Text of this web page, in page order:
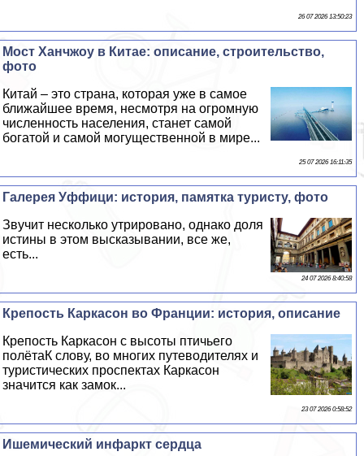
26 07 2026 13:50:23
Мост Ханчжоу в Китае: описание, строительство,
фото
Китай – это страна, которая уже в самое
ближайшее время, несмотря на огромную
численность населения, станет самой
богатой и самой могущественной в мире...
25 07 2026 16:11:35
Галерея Уффици: история, памятка туристу, фото
Звучит несколько утрировано, однако доля
истины в этом высказывании, все же,
есть...
24 07 2026 8:40:58
Крепость Каркасон во Франции: история, описание
Крепость Каркасон с высоты птичьего
полётаК слову, во многих путеводителях и
туристических проспектах Каркасон
значится как замок...
23 07 2026 0:58:52
Ишемический инфаркт сердца